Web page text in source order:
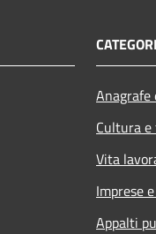
Cultura
Vita
Imprese
Appalti